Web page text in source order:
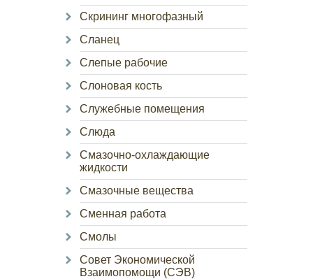
Скрининг многофазный
Сланец
Слепые рабочие
Слоновая кость
Служебные помещения
Слюда
Смазочно-охлаждающие
жидкости
Смазочные вещества
Сменная работа
Смолы
Совет Экономической
Взаимопомощи (СЭВ)